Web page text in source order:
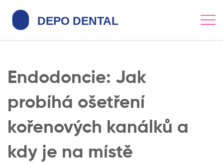
Endodoncie: Jak
probíhá ošetření
kořenových kanálků a
kdy je na místě